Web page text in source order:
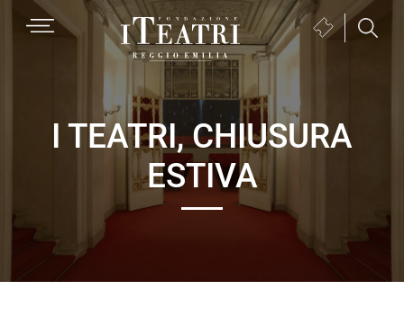
Passa
Passa
Passa
MENU
Fondazione
Teatri
Reggio
Emilia
Biglietteria
una
nuova
I TEATRI, CHIUSURA
ESTIVA